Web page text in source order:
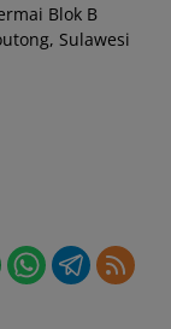
Blok B
Sulawesi